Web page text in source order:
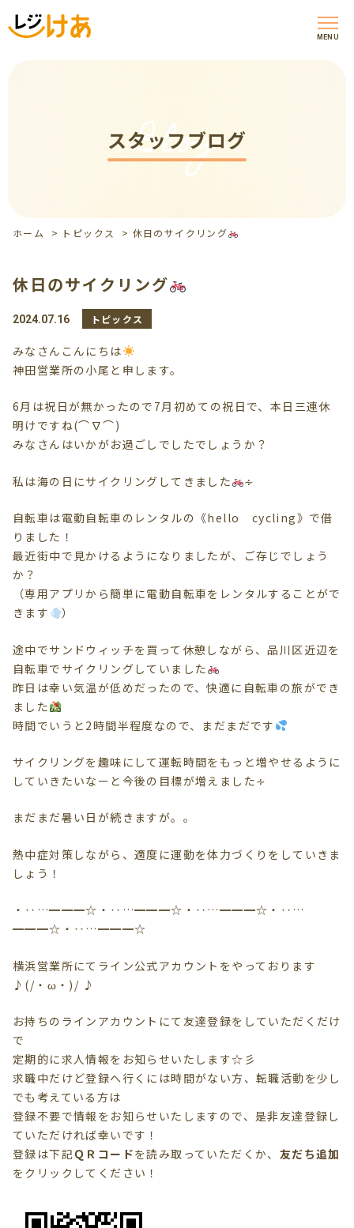
MENU
スタッフブログ
Blog
ホーム > トピックス > 休日のサイクリング
休日のサイクリング
2024.07.16 トピックス
みなさんこんにちは
神田営業所の小尾と申します。
6月は祝日が無かったので7月初めての祝日で、本日三連休
明けですね(⌒∇⌒)
みなさんはいかがお過ごしでしたでしょうか？
私は海の日にサイクリングしてきました ∻
自転車は電動自転車のレンタルの《hello cycling》で借
りました！
最近街中で見かけるようになりましたが、ご存じでしょう
か？
（専用アプリから簡単に電動自転車をレンタルすることがで
きます
）
途中でサンドウィッチを買って休憩しながら、品川区近辺を
自転車でサイクリングしていました
昨日は幸い気温が低めだったので、快適に自転車の旅ができ
ました
時間でいうと2時間半程度なので、まだまだです
サイクリングを趣味にして運転時間をもっと増やせるように
していきたいなーと今後の目標が増えました∻
まだまだ暑い日が続きますが。。
熱中症対策しながら、適度に運動を体力づくりをしていきま
しょう！
・‥…━━━☆・‥…━━━☆・‥…━━━☆・‥…
━━━☆・‥…━━━☆
横浜営業所にてライン公式アカウントをやっております
♪(/・ω・)/ ♪
お持ちのラインアカウントにて友達登録をしていただくだけ
で
定期的に求人情報をお知らせいたします☆彡
求職中だけど登録へ行くには時間がない方、転職活動を少し
でも考えている方は
登録不要で情報を お知らせいたしますので、是非友達登録し
ていただければ幸いです！
登録は下記ＱＲコードを読み取っていただくか、 友だち追加
をクリック してください！